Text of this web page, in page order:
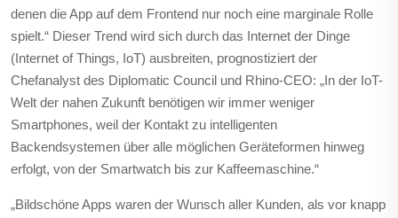
denen die App auf dem Frontend nur noch eine marginale Rolle
spielt.“ Dieser Trend wird sich durch das Internet der Dinge
(Internet of Things, IoT) ausbreiten, prognostiziert der
Chefanalyst des Diplomatic Council und Rhino-CEO: „In der IoT-
Welt der nahen Zukunft benötigen wir immer weniger
Smartphones, weil der Kontakt zu intelligenten
Backendsystemen über alle möglichen Geräteformen hinweg
erfolgt, von der Smartwatch bis zur Kaffeemaschine.“
„Bildschöne Apps waren der Wunsch aller Kunden, als vor knapp